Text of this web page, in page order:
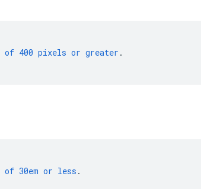
of 400 pixels or greater .
of 30em or less .